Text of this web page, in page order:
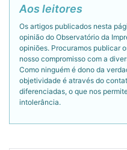
Aos leitores
Os artigos publicados nesta
opinião do Observatório da
opiniões. Procuramos publicar
nosso compromisso com a
Como ninguém é dono da
objetividade é através do
diferenciadas, o que nos
intolerância.